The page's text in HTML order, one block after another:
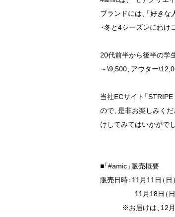
ブランドには 、「好きな
・冬と4シーズンにわけ
20代前半から後半の学
～\9,500 、アウター
当社ECサイト「STRIPE
ので 、
是非お楽しみくだ
けしてみてはいかがで
■「#amic 」販売概要
販売日時：11月11日（ 日
11月18日（ 日
           ※お届けは
、12